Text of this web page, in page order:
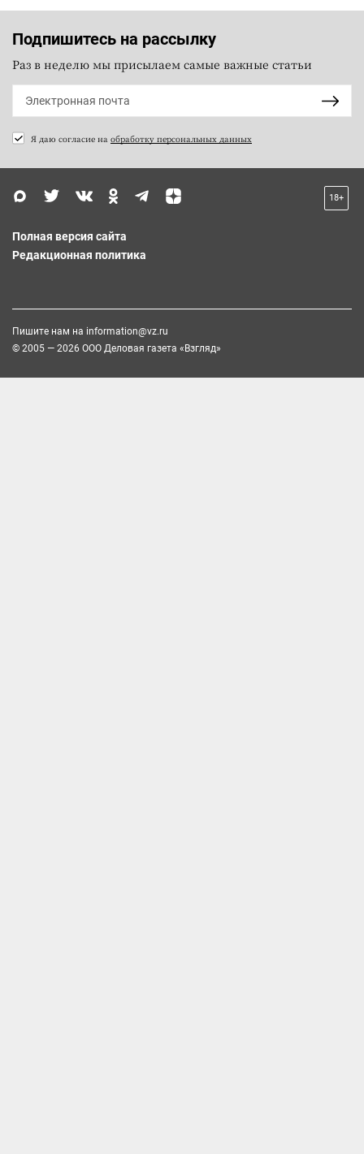
Подпишитесь на рассылку
Раз в неделю мы присылаем самые важные статьи
Я даю согласие на обработку персональных данных
18+
Полная версия сайта
Редакционная политика
Пишите нам на information@vz.ru
© 2005 — 2026 ООО Деловая газета «Взгляд»